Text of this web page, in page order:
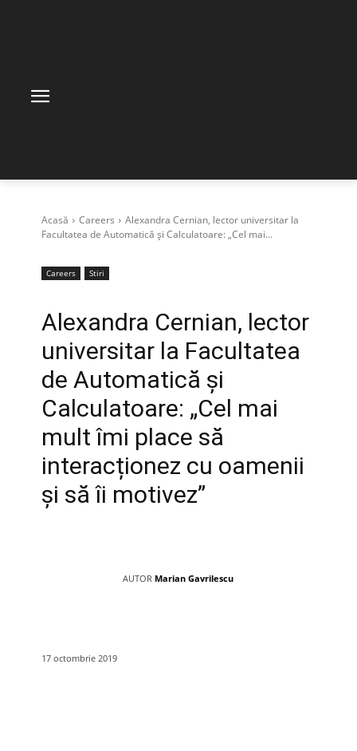
Acasă Careers
Alexandra Cernian, lector universitar la
Facultatea de Automatică și Calculatoare: „Cel mai...
Careers Stiri
Alexandra Cernian, lector
universitar la Facultatea
de Automatică și
Calculatoare: „Cel mai
mult îmi place să
interacționez cu oamenii
și să îi motivez”
AUTOR Marian Gavrilescu
17 octombrie 2019